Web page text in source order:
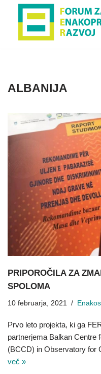
ALBANIJA
PRIPOROČILA ZA
SPOLOMA
10 februarja, 2021
Prvo leto projekta, ki ga
partnerjema Balkan Centre
(BCCD) in Observatory for
več »